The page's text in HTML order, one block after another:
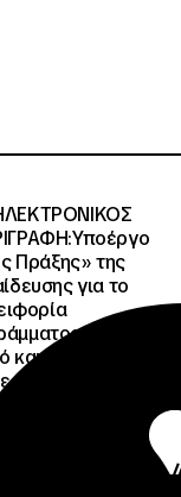
Πράξης» της
για το
Κοινωνική
κωδικό ΟΠΣ